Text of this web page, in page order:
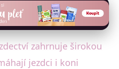
zahrnuje širokou
jezdci i koni